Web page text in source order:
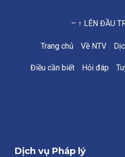
– ↑ LÊN ĐẦU
Trang chủ Về NTV
Điều cần biết Hỏi đáp
Dịch vụ Pháp lý